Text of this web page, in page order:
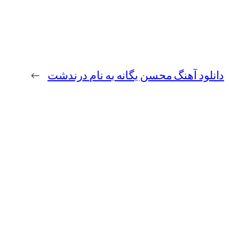
دانلود آهنگ محسن یگانه به نام درندشت →